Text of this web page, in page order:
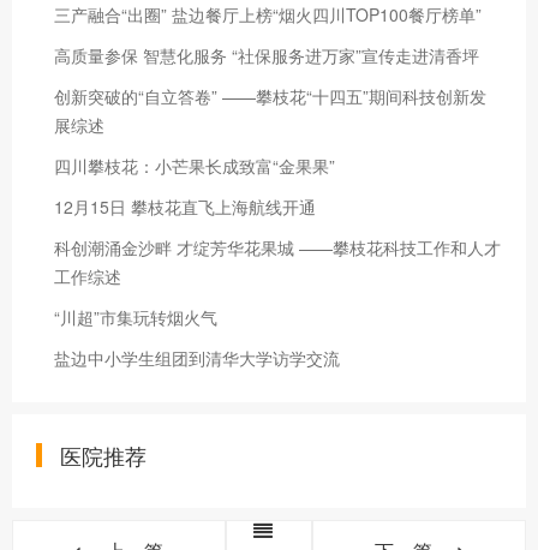
三产融合“出圈” 盐边餐厅上榜“烟火四川TOP100餐厅榜单”
高质量参保 智慧化服务 “社保服务进万家”宣传走进清香坪
创新突破的“自立答卷” ——攀枝花“十四五”期间科技创新发
展综述
四川攀枝花：小芒果长成致富“金果果”
12月15日 攀枝花直飞上海航线开通
科创潮涌金沙畔 才绽芳华花果城 ——攀枝花科技工作和人才
工作综述
“川超”市集玩转烟火气
盐边中小学生组团到清华大学访学交流
医院推荐